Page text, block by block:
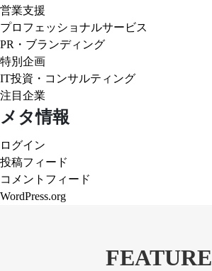
営業支援
プロフェッショナルサービス
PR・ブランディング
特別企画
IT投資・コンサルティング
注目企業
メタ情報
ログイン
投稿フィード
コメントフィード
WordPress.org
FEATURE